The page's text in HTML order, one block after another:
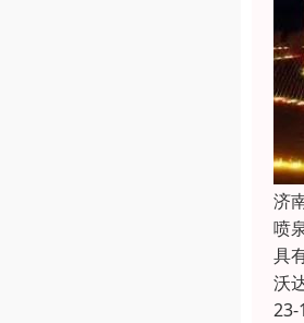
济
喷
具
沃
23-